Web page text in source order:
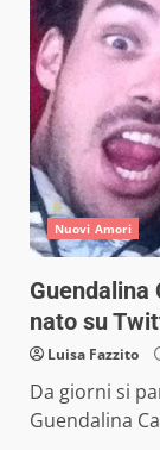
Nuovi Amori
Guendalina
nato su
Luisa Fazzito
Da giorni si
Guendalina